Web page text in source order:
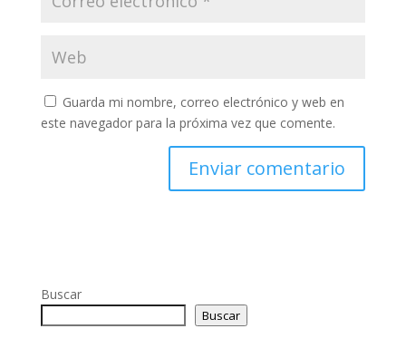
Guarda mi nombre, correo electrónico y web en
este navegador para la próxima vez que comente.
Buscar
Buscar